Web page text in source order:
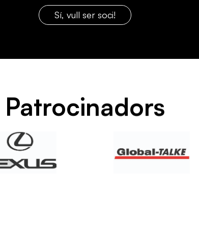
Sí, vull ser soci!
Patrocinadors